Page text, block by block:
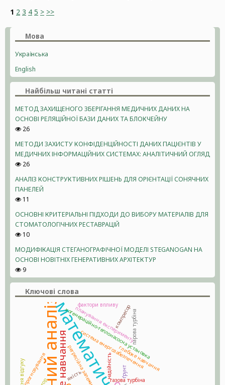
1 2 3 4 5 > >>
Мова
Українська
English
Найбільш читані статті
МЕТОД ЗАХИЩЕНОГО ЗБЕРІГАННЯ МЕДИЧНИХ ДАНИХ НА
ОСНОВІ РЕЛЯЦІЙНОЇ БАЗИ ДАНИХ ТА БЛОКЧЕЙНУ
26
МЕТОДИ ЗАХИСТУ КОНФІДЕНЦІЙНОСТІ ДАНИХ ПАЦІЄНТІВ У
МЕДИЧНИХ ІНФОРМАЦІЙНИХ СИСТЕМАХ: АНАЛІТИЧНИЙ ОГЛЯД
26
АНАЛІЗ КОНСТРУКТИВНИХ РІШЕНЬ ДЛЯ ОРІЄНТАЦІЇ СОНЯЧНИХ
ПАНЕЛЕЙ
11
ОСНОВНІ КРИТЕРІАЛЬНІ ПІДХОДИ ДО ВИБОРУ МАТЕРІАЛІВ ДЛЯ
СТОМАТОЛОГІЧНИХ РЕСТАВРАЦІЙ
10
МОДИФІКАЦІЯ СТЕГАНОГРАФІЧНОЇ МОДЕЛІ STEGANOGAN НА
ОСНОВІ НОВІТНІХ ГЕНЕРАТИВНИХ АРХІТЕКТУР
9
Ключові слова
регресійна залежність
система енергозабезпечення
когенераційно-теплонасосна установка
газова турбіна
ґрунт
планування експерименту
надійність
якість
глибоке навчання
парова турбіна
прогнозування
компресор
фактори впливу